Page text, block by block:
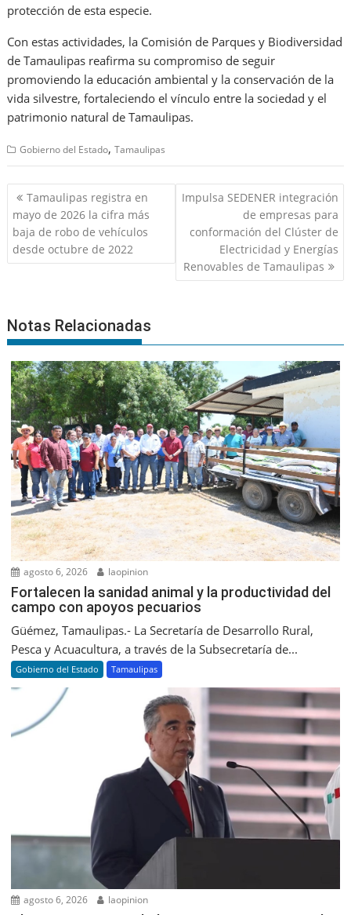
protección de esta especie.
Con estas actividades, la Comisión de Parques y Biodiversidad
de Tamaulipas reafirma su compromiso de seguir
promoviendo la educación ambiental y la conservación de la
vida silvestre, fortaleciendo el vínculo entre la sociedad y el
patrimonio natural de Tamaulipas.
Gobierno del Estado,Tamaulipas
Navegación
de
entradas
Tamaulipas registra en
mayo de 2026 la cifra más
baja de robo de vehículos
desde octubre de 2022
Impulsa SEDENER integración
de empresas para
conformación del Clúster de
Electricidad y Energías
Renovables de Tamaulipas
Notas Relacionadas
agosto 6, 2026 laopinion
Fortalecen la sanidad animal y la productividad del
campo con apoyos pecuarios
Güémez, Tamaulipas.- La Secretaría de Desarrollo Rural,
Pesca y Acuacultura, a través de la Subsecretaría de...
Gobierno del Estado Tamaulipas
agosto 6, 2026 laopinion